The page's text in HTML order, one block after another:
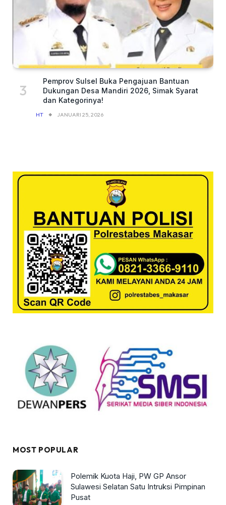
Pemprov Sulsel Buka Pengajuan Bantuan
Dukungan Desa Mandiri 2026, Simak Syarat
dan Kategorinya!
HT JANUARI 25, 2026
MOST POPULAR
Polemik Kuota Haji, PW GP Ansor
Sulawesi Selatan Satu Intruksi Pimpinan
Pusat